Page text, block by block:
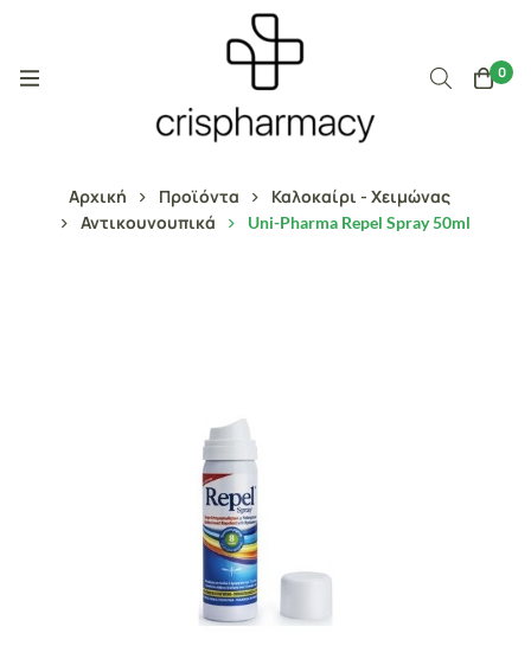
0
Αρχική Προϊόντα
Καλοκαίρι - Χειμώνας
Αντικουνουπικά
Uni-Pharma Repel Spray 50ml